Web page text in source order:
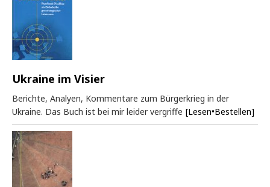
Ukraine im Visier
Berichte, Analyen, Kommentare zum Bürgerkrieg in der
Ukraine. Das Buch ist bei mir leider vergriffe [Lesen•Bestellen]